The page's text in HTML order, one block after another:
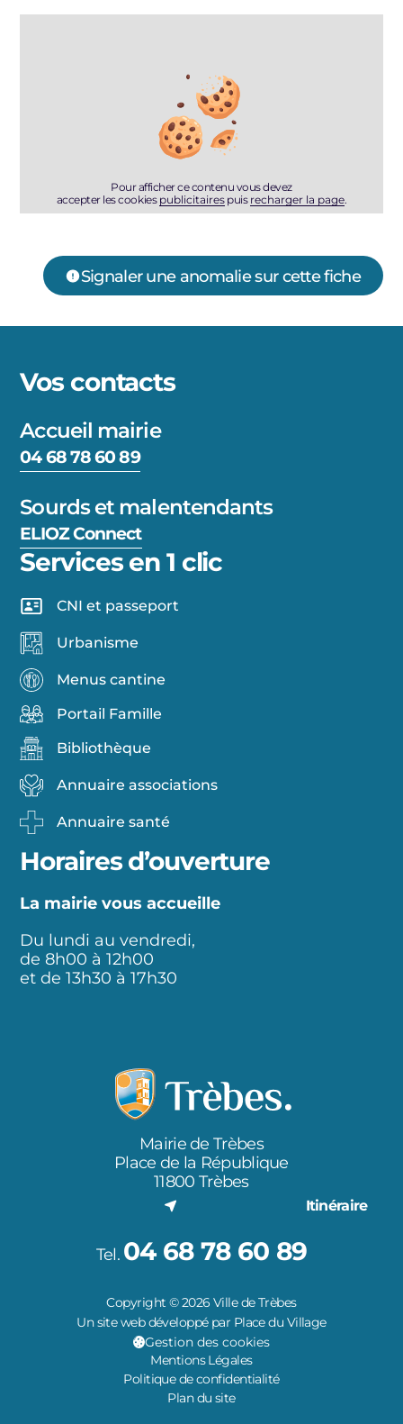
Pour afficher ce contenu vous devez
accepter les cookies publicitairespuis recharger la page.
Signaler une anomalie sur cette fiche
Vos contacts
Accueil mairie
04 68 78 60 89
Sourds et malentendants
ELIOZ Connect
Services en 1 clic
CNI et passeport
Urbanisme
Menus cantine
Portail Famille
Bibliothèque
Annuaire associations
Annuaire santé
Horaires d’ouverture
La mairie vous accueille
Du lundi au vendredi,
de 8h00 à 12h00
et de 13h30 à 17h30
Mairie de Trèbes
Place de la République
11800 Trèbes
Itinéraire
Tel. 04 68 78 60 89
Copyright © 2026 Ville de Trèbes
Un site web développé par Place du Village
Gestion des cookies
Mentions Légales
Politique de confidentialité
Plan du site